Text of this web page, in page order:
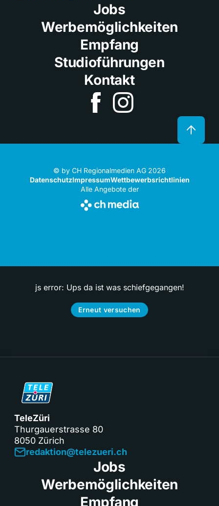
Jobs
Werbemöglichkeiten
Empfang
Studioführungen
Kontakt
© by CH Regionalmedien AG 2026
DatenschutzImpressumWettbewerbsrichtlinien
Alle Angebote der
js error: Ups da ist was schiefgegangen!
Erneut versuchen
TeleZüri
Thurgauerstrasse 80
8050 Zürich
redaktion@telezueri.ch
Jobs
Werbemöglichkeiten
Empfang